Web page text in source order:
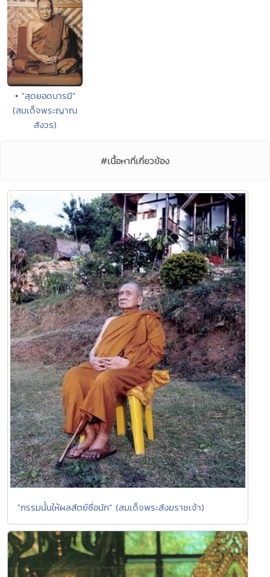
• "สุดยอดบารมี"
(สมเด็จพระญาณ
สังวร)
#เนื้อหาที่เกี่ยวข้อง
"กรรมนั้นให้ผลสัตย์ซื่อนัก" (สมเด็จพระสังฆราชเจ้า)